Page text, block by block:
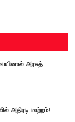
அரசுத்
அதிரடி மாற்றம்!